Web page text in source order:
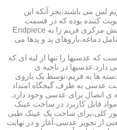
لس می باشند،بجز آنکه این
کننده بوده که در قسمت
فوقانی عدسی،امتداد یافته و بخش مرکزی فریم را به Endpiece
دماغه،بازوهای پد و پدها می
که عدسیها را تنها از لبه ای که
دارد.عدسیها در ناحیه ی
دسته ها به فریم،توسط یک بازوی
عدسی به طرف گیجگاه امتداد
ی اتصال برای عدسی وجود دارد.
مواد قابل کاربرد در ساخت عینک
کلی،برای ساخت یک عینک طبی
از تجویز عدسی،آغاز و در نهایت